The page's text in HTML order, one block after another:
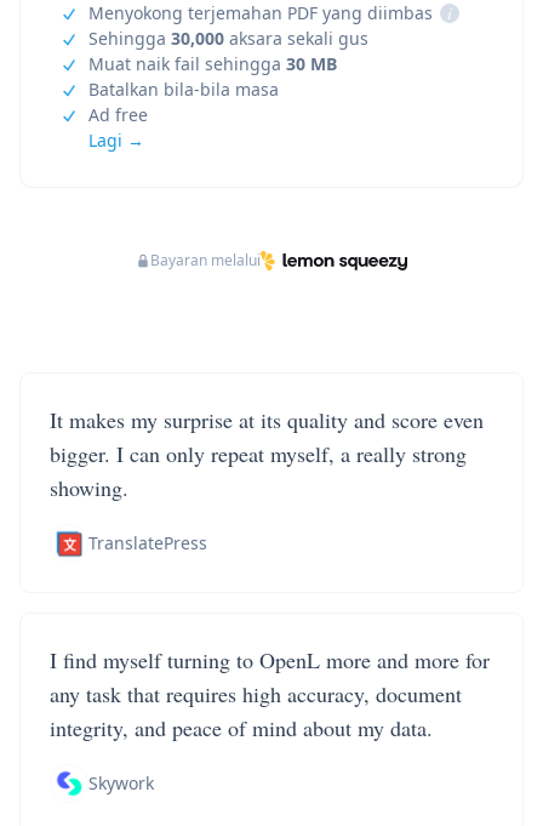
Menyokong terjemahan PDF yang diimbas
i
Sehingga 30,000 aksara sekali gus
Muat naik fail sehingga 30 MB
Batalkan bila-bila masa
Ad free
Lagi →
Bayaran melalui
It makes my surprise at its quality and score even
bigger. I can only repeat myself, a really strong
showing.
TranslatePress
I find myself turning to OpenL more and more for
any task that requires high accuracy, document
integrity, and peace of mind about my data.
Skywork